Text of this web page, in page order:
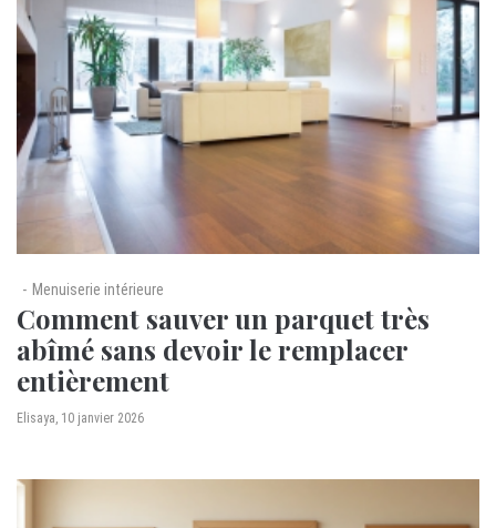
Menuiserie intérieure
Comment sauver un parquet très
abîmé sans devoir le remplacer
entièrement
byElisaya 10 janvier 2026